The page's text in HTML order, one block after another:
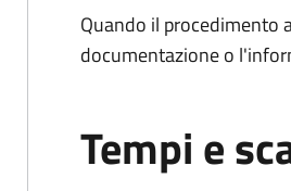
Quando il procedimento
documentazione o
Tempi e